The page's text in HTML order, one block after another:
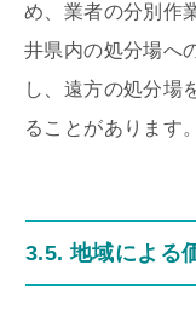
め、業者の分別作
井県内の処分場へ
し、遠方の処分場
ることがあります。
3.5. 地域による